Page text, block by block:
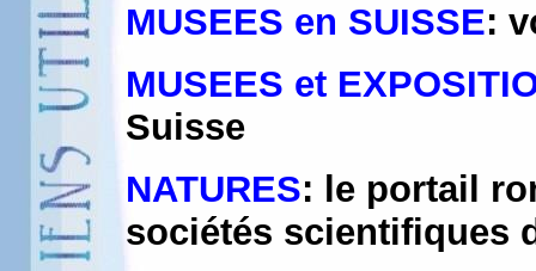
MUSEES en SUISSE:
MUSEES et
Suisse
NATURES: le portail
sociétés scientifiques